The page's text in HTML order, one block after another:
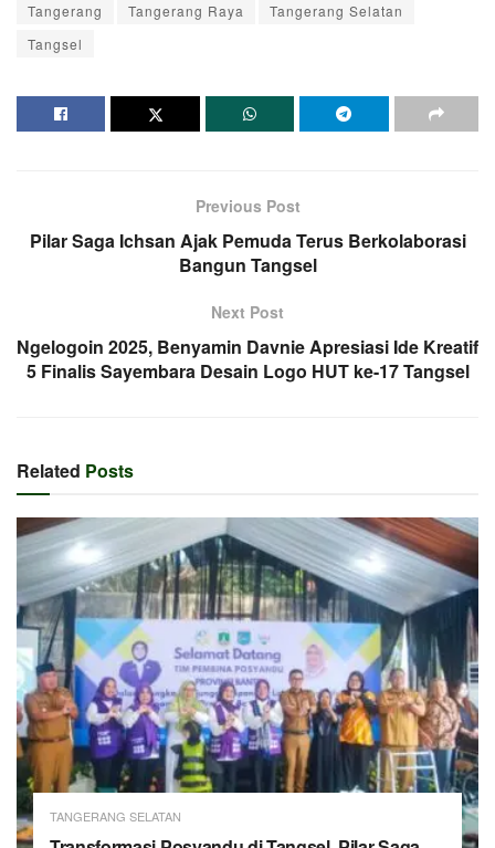
Tangerang
Tangerang Raya
Tangerang Selatan
Tangsel
Previous Post
Pilar Saga Ichsan Ajak Pemuda Terus Berkolaborasi
Bangun Tangsel
Next Post
Ngelogoin 2025, Benyamin Davnie Apresiasi Ide Kreatif
5 Finalis Sayembara Desain Logo HUT ke-17 Tangsel
Related Posts
TANGERANG SELATAN